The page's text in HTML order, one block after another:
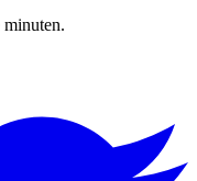
minuten.